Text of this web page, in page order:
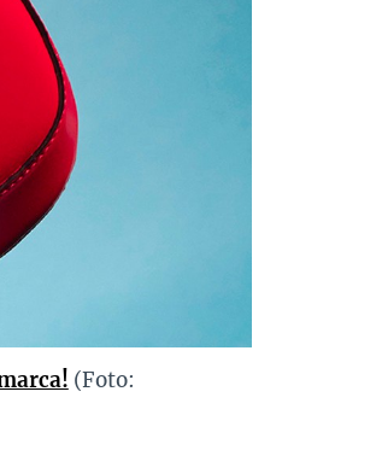
(Foto: